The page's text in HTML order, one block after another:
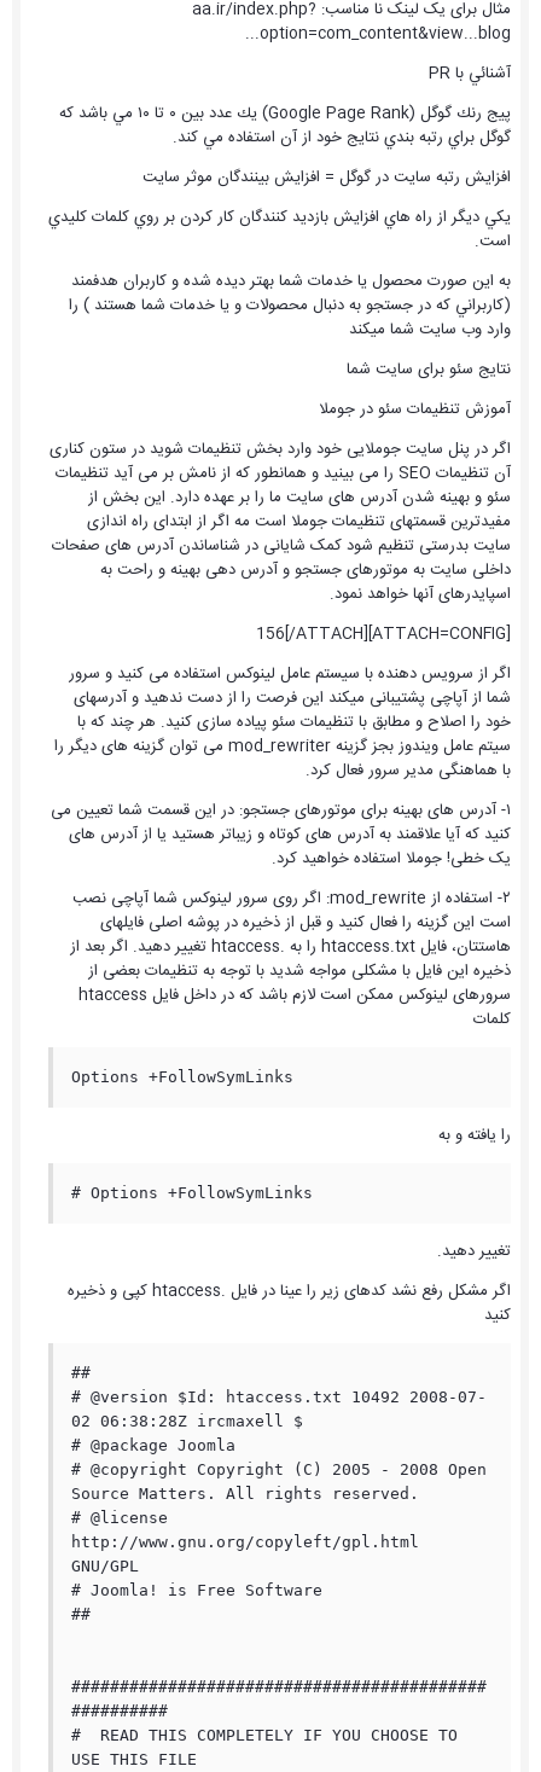
مثال برای یک لینک نا مناسب: aa.ir/index.php?
option=com_content&view...blog...
آشنائي با PR
پيج رنك گوگل (Google Page Rank) يك عدد بين ۰ تا ۱۰ مي باشد كه
گوگل براي رتبه بندي نتايج خود از آن استفاده مي كند.
افزايش رتبه سايت در گوگل = افزايش بينندگان موثر سايت
يکي ديگر از راه هاي افزايش بازديد کنندگان کار کردن بر روي کلمات کليدي
است.
به اين صورت محصول يا خدمات شما بهتر ديده شده و کاربران هدفمند
(کاربراني که در جستجو به دنبال محصولات و يا خدمات شما هستند ) را
وارد وب سايت شما ميکند
نتایج سئو برای سایت شما
آموزش تنظیمات سئو در جوملا
اگر در پنل سایت جوملایی خود وارد بخش تنظیمات شوید در ستون کناری
آن تنظیمات SEO را می بینید و همانطور که از نامش بر می آید تنظیمات
سئو و بهینه شدن آدرس های سایت ما را بر عهده دارد. این بخش از
مفیدترین قسمتهای تنظیمات جوملا است مه اگر از ابتدای راه اندازی
سایت بدرستی تنظیم شود کمک شایانی در شناساندن آدرس های صفحات
داخلی سایت به موتورهای جستجو و آدرس دهی بهینه و راحت به
اسپایدرهای آنها خواهد نمود.
[ATTACH=CONFIG]156[/ATTACH]
اگر از سرویس دهنده با سیستم عامل لینوکس استفاده می کنید و سرور
شما از آپاچی پشتیبانی میکند این فرصت را از دست ندهید و آدرسهای
خود را اصلاح و مطابق با تنظیمات سئو پیاده سازی کنید. هر چند که با
سیتم عامل ویندوز بجز گزینه mod_rewriter می توان گزینه های دیگر را
با هماهنگی مدیر سرور فعال کرد.
۱- آدرس های بهینه برای موتورهای جستجو: در این قسمت شما تعیین می
کنید که آیا علاقمند به آدرس های کوتاه و زیباتر هستید یا از آدرس های
یک خطی! جوملا استفاده خواهید کرد.
۲- استفاده از mod_rewrite: اگر روی سرور لینوکس شما آپاچی نصب
است این گزینه را فعال کنید و قبل از ذخیره در پوشه اصلی فایلهای
هاستتان، فایل htaccess.txt را به .htaccess تغییر دهید. اگر بعد از
ذخیره این فایل با مشکلی مواجه شدید با توجه به تنظیمات بعضی از
سرورهای لینوکس ممکن است لازم باشد که در داخل فایل htaccess
کلمات
Options +FollowSymLinks
را یافته و به
# Options +FollowSymLinks
تغییر دهید.
اگر مشکل رفع نشد کدهای زیر را عینا در فایل .htaccess کپی و ذخیره
کنید
##
# @version $Id: htaccess.txt 10492 2008-07-
02 06:38:28Z ircmaxell $
# @package Joomla
# @copyright Copyright (C) 2005 - 2008 Open
Source Matters. All rights reserved.
# @license
http://www.gnu.org/copyleft/gpl.html
GNU/GPL
# Joomla! is Free Software
##
###########################################
##########
#  READ THIS COMPLETELY IF YOU CHOOSE TO
USE THIS FILE